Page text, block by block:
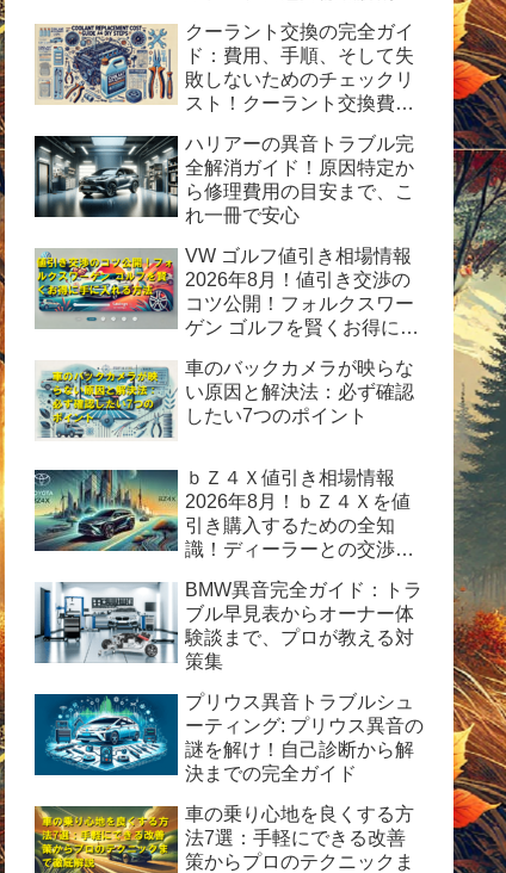
定版ガイド
クーラント交換の完全ガイ
ド：費用、手順、そして失
敗しないためのチェックリ
スト！クーラント交換費用
の手順と方法を紹介。
ハリアーの異音トラブル完
全解消ガイド！原因特定か
ら修理費用の目安まで、こ
れ一冊で安心
VW ゴルフ値引き相場情報
2026年8月！値引き交渉の
コツ公開！フォルクスワー
ゲン ゴルフを賢くお得に手
車のバックカメラが映らな
い原因と解決法：必ず確認
したい7つのポイント
ｂＺ４Ｘ値引き相場情報
2026年8月！ｂＺ４Ｘを値
引き購入するための全知
識！ディーラーとの交渉術
完全ガイド
BMW異音完全ガイド：トラ
ブル早見表からオーナー体
験談まで、プロが教える対
策集
プリウス異音トラブルシュ
ーティング: プリウス異音の
謎を解け！自己診断から解
決までの完全ガイド
車の乗り心地を良くする方
法7選：手軽にできる改善
策からプロのテクニックま